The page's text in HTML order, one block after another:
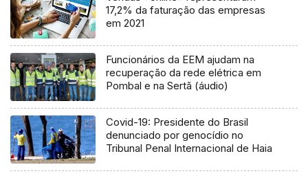
17,2% da faturação das empresas
em 2021
Funcionários da EEM ajudam na
recuperação da rede elétrica em
Pombal e na Sertã (áudio)
Covid-19: Presidente do Brasil
denunciado por genocídio no
Tribunal Penal Internacional de Haia